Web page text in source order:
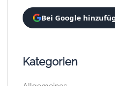
Bei Google
Kategorien